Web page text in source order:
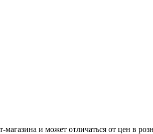
магазина и может отличаться от цен в